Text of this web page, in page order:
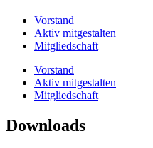
Vorstand
Aktiv mitgestalten
Mitgliedschaft
Vorstand
Aktiv mitgestalten
Mitgliedschaft
Downloads